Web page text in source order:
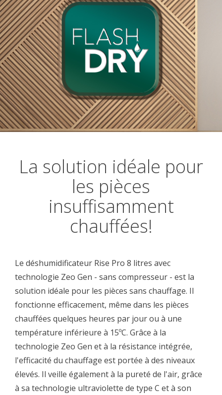
La solution idéale pour
les pièces
insuffisamment
chauffées!
Le déshumidificateur Rise Pro 8 litres avec
technologie Zeo Gen - sans compresseur - est la
solution idéale pour les pièces sans chauffage. Il
fonctionne efficacement, même dans les pièces
chauffées quelques heures par jour ou à une
température inférieure à 15ºC. Grâce à la
technologie Zeo Gen et à la résistance intégrée,
l'efficacité du chauffage est portée à des niveaux
élevés. Il veille également à la pureté de l'air, grâce
à sa technologie ultraviolette de type C et à son